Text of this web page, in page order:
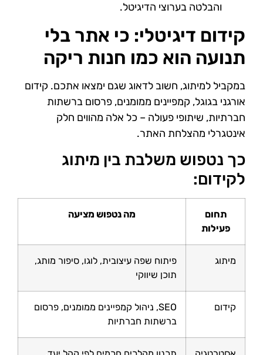
והבלטה בערוצי הדיגיטל.
קידום דיגיטלי: כי אתר בלי
תנועה הוא כמו חנות ריקה
במקביל למיתוג, חשוב לדאוג שגם ימצאו אתכם. קידום
אורגני בגוגל, קמפיינים ממומנים, פרסום ברשתות
חברתיות, שיתופי פעולה – כל אלה מהווים חלק
אינטגרלי מהצלחת האתר.
כך נטפוש משלבת בין מיתוג
לקידום:
תחום
פעילות
מה נטפוש מציעה
מיתוג
פיתוח שפה עיצובית, לוגו, סיפור מותג,
תוכן שיווקי
קידום
SEO, ניהול קמפיינים ממומנים, פרסום
ברשתות חברתיות